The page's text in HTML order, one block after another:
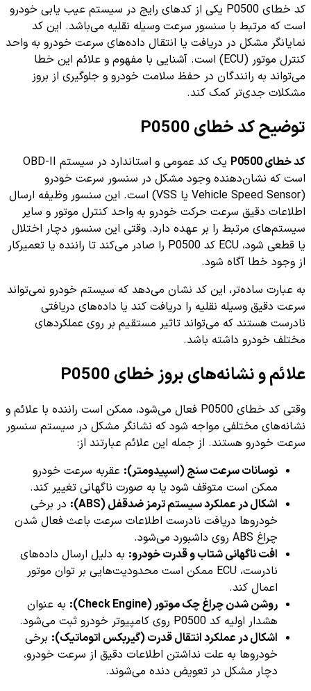
کد خطای P0500 یکی از کدهای رایج در سیستم عیب یابی خودرو
است که مرتبط با سنسور سرعت وسیله نقلیه می‌باشد. این کد
نمایانگر مشکل در دریافت یا انتقال داده‌های سرعت خودرو به واحد
کنترل موتور (ECU) است. آشنایی با مفهوم و علائم این خطا
می‌تواند به رانندگان در حفظ سلامت خودرو و جلوگیری از بروز
مشکلات جدی‌تر کمک کند.
توضیح کد خطای P0500
کد خطای P0500
یک کد عمومی و استاندارد در سیستم OBD-II
است که نشان‌دهنده وجود مشکل در سنسور سرعت خودرو
(Vehicle Speed Sensor یا VSS) است. این سنسور وظیفه ارسال
اطلاعات دقیق سرعت حرکت خودرو به واحد کنترل موتور و سایر
سیستم‌های مرتبط را بر عهده دارد. وقتی این سنسور دچار اختلال
یا قطعی شود، ECU کد P0500 را صادر می‌کند تا راننده یا تعمیرکار
از وجود خطا آگاه شود.
به عبارت ساده‌تر، این کد نشان می‌دهد که سیستم خودرو نمی‌تواند
سرعت دقیق وسیله نقلیه را دریافت کند یا داده‌های دریافتی
نادرست هستند که می‌تواند تاثیر مستقیم بر روی عملکرد‌های
مختلف خودرو داشته باشد.
علائم و نشانه‌های بروز خطای P0500
وقتی کد خطای P0500 فعال می‌شود، ممکن است راننده با علائم و
نشانه‌های مختلفی مواجه شود که نشانگر مشکل در سیستم سنسور
سرعت خودرو هستند. از جمله این علائم عبارتند از:
نوسانات سرعت سنج (اسپیدومتر): عقربه سرعت خودرو
ممکن است متوقف شود یا به صورت ناگهانی تغییر کند.
اشکال در عملکرد سیستم ترمز ضدقفل (ABS):
در برخی
خودروها دریافت نادرست اطلاعات سرعت باعث فعال شدن
چراغ ABS روی داشبورد می‌شود.
افت ناگهانی شتاب و قدرت خودرو: به دلیل ارسال داده‌های
نادرست، ECU ممکن است محدودیت‌هایی بر توان موتور
اعمال کند.
روشن شدن چراغ چک موتور (Check Engine):
به عنوان
هشدار اولیه کد P0500 روی کامپیوتر خودرو ثبت می‌شود.
اشکال در عملکرد انتقال قدرت (گیربکس اتوماتیک): برخی
خودروها به علت نداشتن اطلاعات دقیق از سرعت خودرو،
دچار مشکل در تعویض دنده می‌شوند.